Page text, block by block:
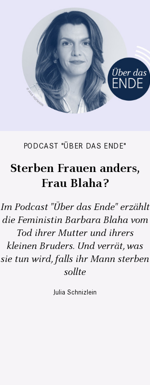
PODCAST "ÜBER DAS ENDE"
Sterben Frauen anders,
Frau Blaha?
Im Podcast "Über das Ende" erzählt
die Feministin Barbara Blaha vom
Tod ihrer Mutter und ihrers
kleinen Bruders. Und verrät, was
sie tun wird, falls ihr Mann sterben
sollte
Julia Schnizlein